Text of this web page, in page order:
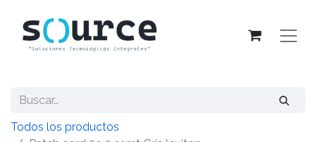
Todos los productos